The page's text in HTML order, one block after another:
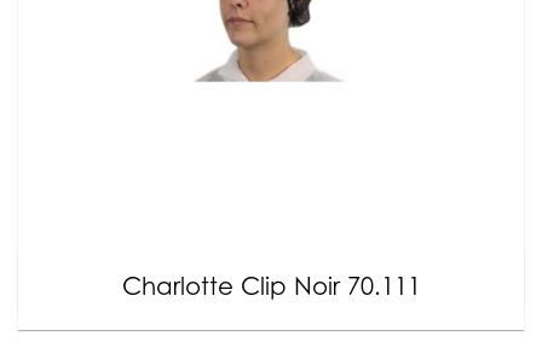
Charlotte Clip Noir 70.111